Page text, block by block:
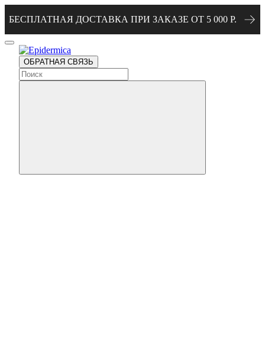
БЕСПЛАТНАЯ ДОСТАВКА ПРИ ЗАКАЗЕ ОТ 5 000 Р.
ОБРАТНАЯ СВЯЗЬ